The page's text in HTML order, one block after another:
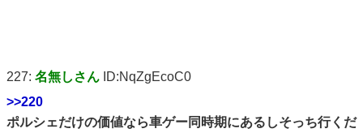
227: 名無しさん ID:NqZgEcoC0
>>220
ポルシェだけの価値なら車ゲー同時期にあるしそっち行くだ